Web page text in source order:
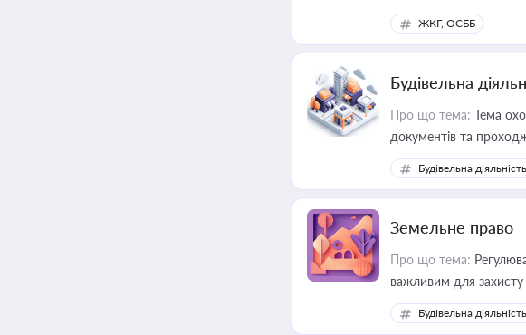
ЖКГ, ОСББ
Будівельна
Про що тема: Тема
документів та
Будівельна діяльність
Земельне право
Про що тема:
важливим для
ресурсами
Будівельна діяльність